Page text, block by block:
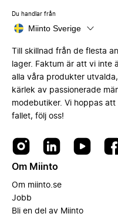
Du handlar från
Miinto Sverige
Till skillnad från de flesta
lager. Faktum är att vi inte
alla våra produkter
kärlek av passionerade
modebutiker. Vi hoppas
fallet, följ oss!
Om Miinto
Om miinto.se
Jobb
Bli en del av Miinto